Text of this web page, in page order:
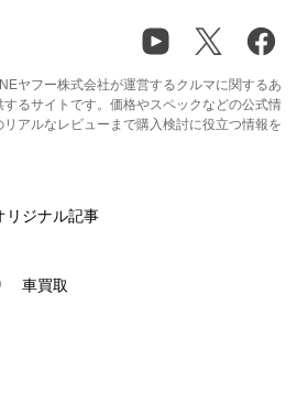
ヤフー株式会社が運営するクルマに関するあ
るサイトです。価格やスペックなどの公式情
アルなレビューまで購入検討に役立つ情報を
リジナル記事
車買取